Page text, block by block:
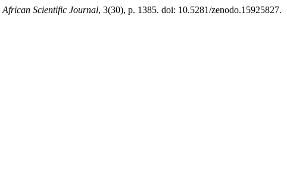
African Scientific Journal, 3(30), p. 1385. doi: 10.5281/zenodo.15925827.